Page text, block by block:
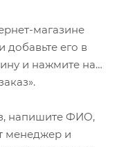
магазине
его в
и нажмите на
напишите ФИО,
менеджер и